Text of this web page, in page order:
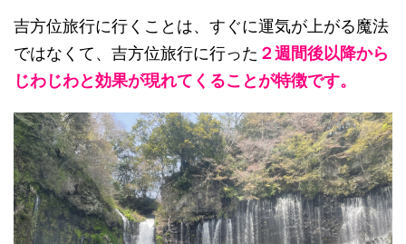
吉方位旅行に行くことは、すぐに運気が上がる魔法
ではなくて、吉方位旅行に行った ２週間後以降から
じわじわと効果が現れてくることが特徴です。